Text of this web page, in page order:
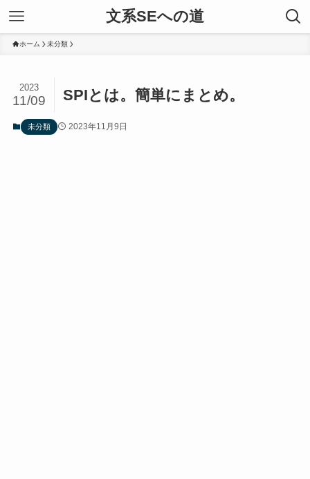
文系SEへの道
ホーム 未分類
SPIとは。簡単にまとめ。
2023
11/09
未分類 2023年11月9日